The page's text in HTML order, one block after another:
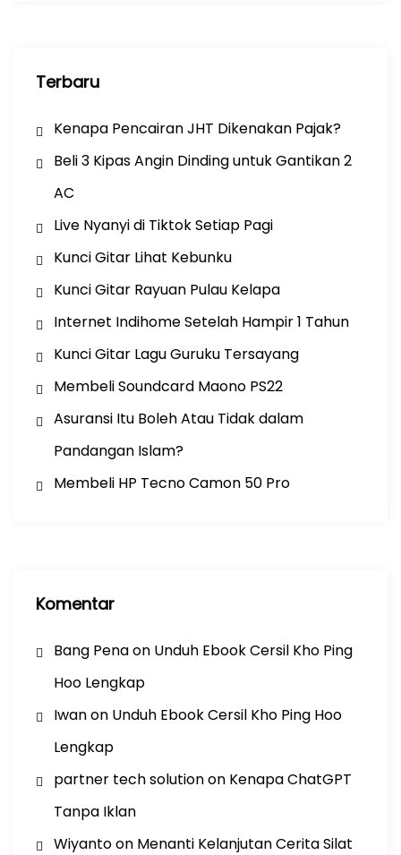
Terbaru
Kenapa Pencairan JHT Dikenakan Pajak?
Beli 3 Kipas Angin Dinding untuk Gantikan 2
AC
Live Nyanyi di Tiktok Setiap Pagi
Kunci Gitar Lihat Kebunku
Kunci Gitar Rayuan Pulau Kelapa
Internet Indihome Setelah Hampir 1 Tahun
Kunci Gitar Lagu Guruku Tersayang
Membeli Soundcard Maono PS22
Asuransi Itu Boleh Atau Tidak dalam
Pandangan Islam?
Membeli HP Tecno Camon 50 Pro
Komentar
Bang Penaon Unduh Ebook Cersil Kho Ping
Hoo Lengkap
Iwanon Unduh Ebook Cersil Kho Ping Hoo
Lengkap
partner tech solutionon Kenapa ChatGPT
Tanpa Iklan
Wiyantoon Menanti Kelanjutan Cerita Silat